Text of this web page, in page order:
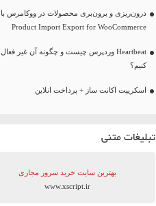
درون‌ریزی و برون‌بری محصولات در ووکامرس با
Product Import Export for WooCommerce
Heartbeat وردپرس چیست و چگونه آن غیر فعال
کنیم؟
اسکریپت اکانت ساز + پرداخت انلاین
تبلیغات متنی
بهترین سایت‌ خرید سرور مجازی
www.xscript.ir